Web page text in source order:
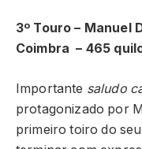
3º Touro – Manuel
Coimbra – 465
Importante saludo
protagonizado por
primeiro toiro do